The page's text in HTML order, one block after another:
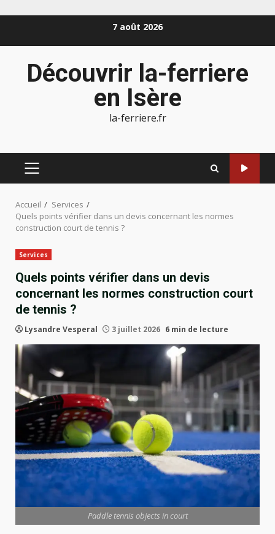
7 août 2026
Découvrir la-ferriere
en Isère
la-ferriere.fr
MENU
Accueil
Services
Quels points vérifier dans un devis concernant les normes
construction court de tennis ?
Services
Quels points vérifier dans un devis
concernant les normes construction court
de tennis ?
Lysandre Vesperal 3 juillet 2026 6 min de lecture
Paddle tennis objects in court